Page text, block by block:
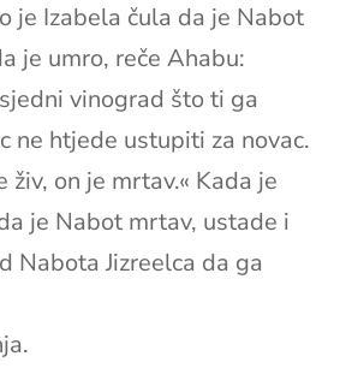
je Izabela čula da je Nabot
je umro, reče Ahabu:
vinograd što ti ga
ne htjede ustupiti za novac.
živ, on je mrtav.« Kada je
je Nabot mrtav, ustade i
Nabota Jizreelca da ga